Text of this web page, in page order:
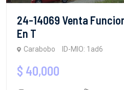
24-14069 Venta
En T
Carabobo ID-MIO: 1ad6
$ 40,000